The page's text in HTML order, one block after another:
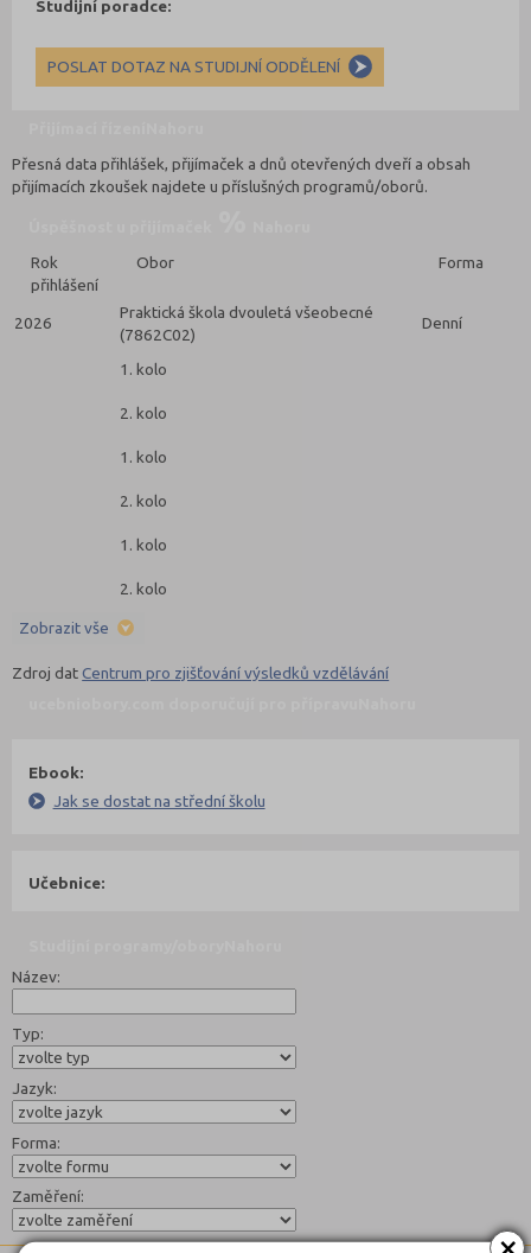
Studijní poradce:
POSLAT DOTAZ NA STUDIJNÍ ODDĚLENÍ
Přesná data přihlášek, přijímaček a dnů otevřených dveří a obsah
přijímacích zkoušek najdete u příslušných programů/oborů.
Rok
přihlášení
Obor Forma
2026
Praktická škola dvouletá všeobecné
(7862C02)
Denní
1. kolo
2. kolo
1. kolo
2. kolo
1. kolo
2. kolo
Zobrazit vše
Zdroj datCentrum pro zjišťování výsledků vzdělávání
Ebook:
Jak se dostat na střední školu
Učebnice:
Název:
Typ:
Jazyk:
Forma:
Zaměření: